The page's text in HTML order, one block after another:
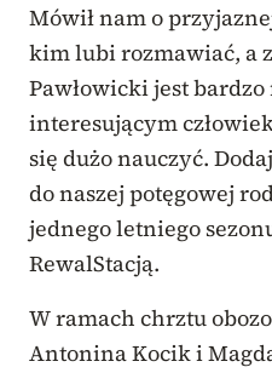
Mówił nam o
kim lubi rozmawiać, a
Pawłowicki jest
interesującym
się dużo nauczyć.
do naszej potęgowej
jednego letniego
RewalStacją.
W ramach chrztu
Antonina Kocik i